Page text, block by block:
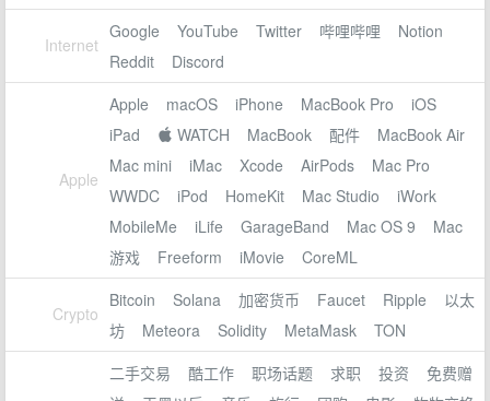
Internet
Google YouTube Twitter 哔哩哔哩
Notion
Reddit
Discord
Apple
Apple macOS iPhone MacBook Pro
iOS
iPad
 WATCH MacBook 配件
MacBook Air
Mac mini
iMac Xcode AirPods
Mac Pro
WWDC
iPod HomeKit Mac Studio
iWork
MobileMe
iLife GarageBand Mac OS 9
Mac
游戏
Freeform iMovie CoreML
Crypto
Bitcoin Solana 加密货币 Faucet Ripple
以太
坊
Meteora Solidity MetaMask TON
二手交易 酷工作 职场话题 求职 投资
免费赠